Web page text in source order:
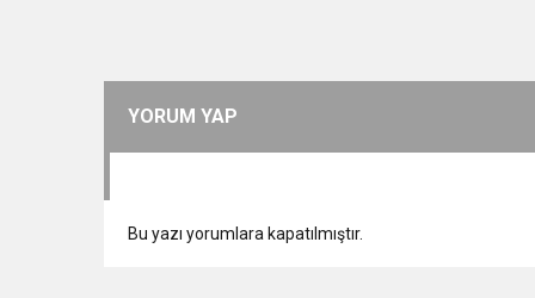
YORUM YAP
Bu yazı yorumlara kapatılmıştır.